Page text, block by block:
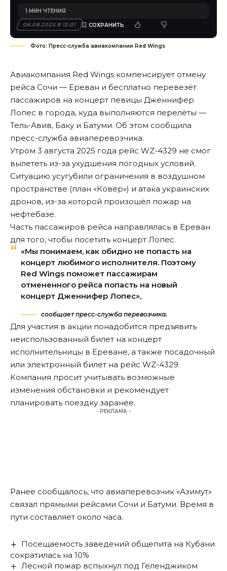
06.08.2025 В 13:01
1 МИН ЧТЕНИЯ
Фото: Пресс-служба авиакомпании Red Wings
Авиакомпания Red Wings компенсирует отмену
рейса Сочи — Ереван и бесплатно перевезёт
пассажиров на концерт певицы Дженнифер
Лопес в города, куда выполняются перелёты —
Тель-Авив, Баку и Батуми. Об этом сообщила
пресс-служба авиаперевозчика.
Утром 3 августа 2025 года рейс WZ-4329 не смог
вылететь из-за ухудшения погодных условий.
Ситуацию усугубили ограничения в воздушном
пространстве (план «Ковёр») и атака украинских
дронов, из-за которой произошёл пожар на
нефтебазе.
Часть пассажиров рейса направлялась в Ереван
для того, чтобы посетить концерт Лопес.
«Мы понимаем, как обидно не попасть на
концерт любимого исполнителя. Поэтому
Red Wings поможет пассажирам
отмененного рейса попасть на новый
концерт Дженнифер Лопес»,
сообщает пресс-служба перевозчика.
Для участия в акции понадобится предъявить
неиспользованный билет на концерт
исполнительницы в Ереване, а также посадочный
или электронный билет на рейс WZ-4329.
Компания просит учитывать возможные
изменения обстановки и рекомендует
планировать поездку заранее.
- РЕКЛАМА -
Ранее сообщалось, что авиаперевозчик «Азимут»
связал прямыми рейсами Сочи и Батуми. Время в
пути составляет около часа.
Посещаемость заведений общепита на Кубани
сократилась на 10%
Лесной пожар вспыхнул под Геленджиком